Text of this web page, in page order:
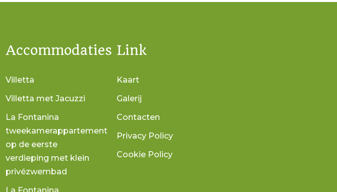
Accommodaties
Villetta
Villetta met Jacuzzi
La Fontanina
tweekamerappartement
op de eerste
verdieping met klein
privézwembad
Link
Kaart
Galerij
Contacten
Privacy Policy
Cookie Policy